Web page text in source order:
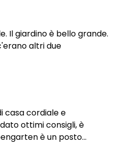
Il giardino è bello grande.
altri due
vicino.
casa cordiale e
ottimi consigli, è
è un posto